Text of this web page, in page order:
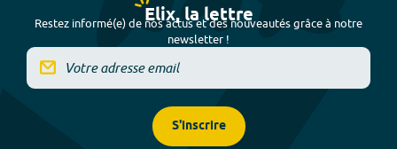
Elix, la lettre
Restez informé(e) de nos actus et des nouveautés grâce à notre
newsletter !
S'inscrire